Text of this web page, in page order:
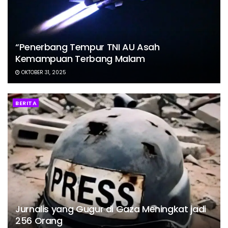
“Penerbang Tempur TNI AU Asah
Kemampuan Terbang Malam
OKTOBER 31, 2025
BERITA
Jurnalis yang Gugur di Gaza Meningkat jadi
256 Orang